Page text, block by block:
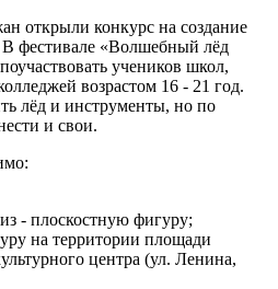
открыли конкурс на создание
В фестивале «Волшебный лёд
учеников школ,
возрастом 16 - 21 год.
лёд и инструменты, но по
и свои.
- плоскостную фигуру;
на территории площади
центра (ул. Ленина,